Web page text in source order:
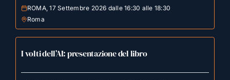
ROMA, 17 Settembre 2026 dalle 16:30 alle 18:30
Roma
I volti dell’AI: presentazione del libro